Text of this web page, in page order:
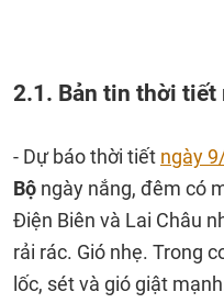
2.1. Bản tin thời tiết
- Dự báo thời tiết ngày
Bộ ngày nắng, đêm có
Điện Biên và Lai Châu
rải rác. Gió nhẹ. Trong
lốc, sét và gió giật